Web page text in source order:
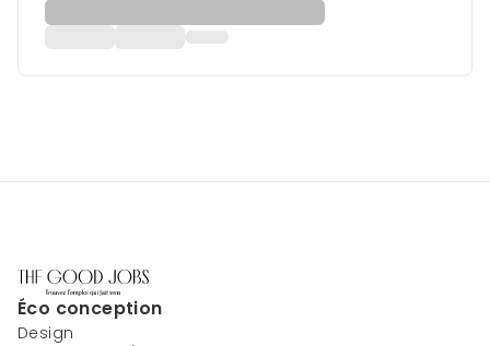
Éco conception
Design